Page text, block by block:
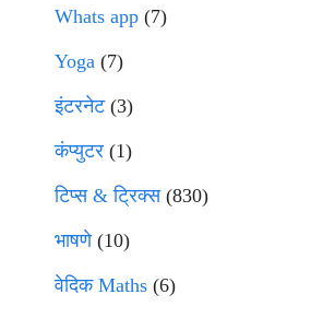
Whats app (7)
Yoga (7)
इंटरनेट(3)
कंप्युटर (1)
टिप्स & ट्रिक्स(830)
भाषणे(10)
वेदिक Maths (6)